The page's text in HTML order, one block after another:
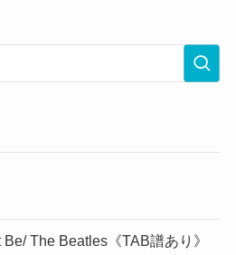
Be/ The Beatles《TAB譜あり》